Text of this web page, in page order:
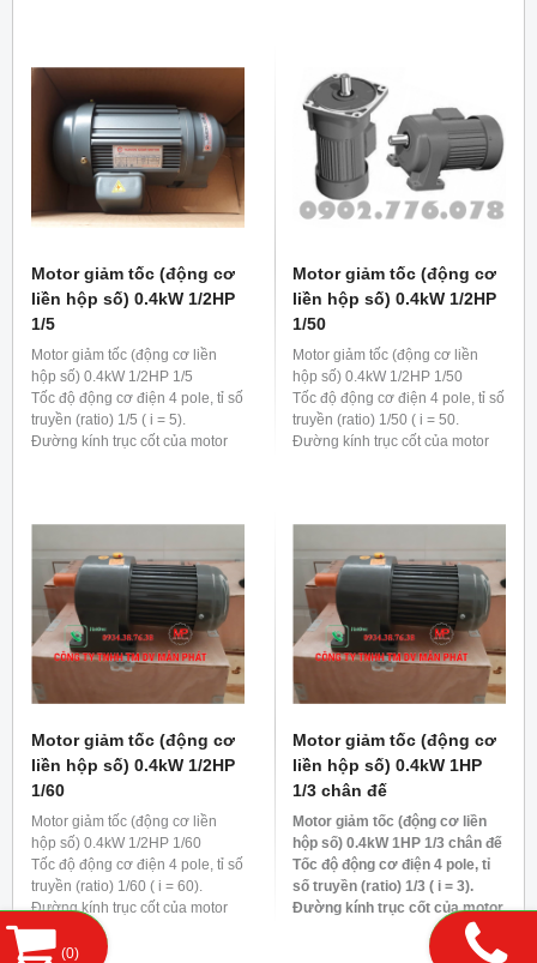
Motor giảm tốc (động cơ
liền hộp số) 0.4kW 1/2HP
1/5
Motor giảm tốc (động cơ liền
hộp số) 0.4kW 1/2HP 1/5
Tốc độ động cơ điện 4 pole, tỉ số
truyền (ratio) 1/5 ( i = 5).
Đường kính trục cốt của motor
Motor giảm tốc (động cơ
liền hộp số) 0.4kW 1/2HP
1/50
Motor giảm tốc (động cơ liền
hộp số) 0.4kW 1/2HP 1/50
Tốc độ động cơ điện 4 pole, tỉ số
truyền (ratio) 1/50 ( i = 50.
Đường kính trục cốt của motor
Motor giảm tốc (động cơ
liền hộp số) 0.4kW 1/2HP
1/60
Motor giảm tốc (động cơ liền
hộp số) 0.4kW 1/2HP 1/60
Tốc độ động cơ điện 4 pole, tỉ số
truyền (ratio) 1/60 ( i = 60).
Đường kính trục cốt của motor
giảm tốc 0.4kw 1/2hp 1/60 là 28
mm
Motor giảm tốc (động cơ
liền hộp số) 0.4kW 1HP
1/3 chân đế
Motor giảm tốc (động cơ liền
hộp số) 0.4kW 1HP 1/3 chân đế
Tốc độ động cơ điện 4 pole, tỉ
số truyền (ratio) 1/3 ( i = 3).
Đường kính trục cốt của motor
giảm tốc 0.4kw 1/2hp 1/3 là 22
(0)